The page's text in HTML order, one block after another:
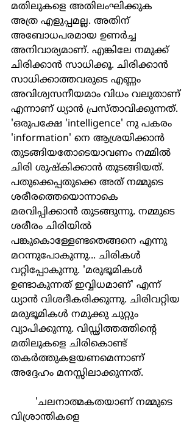
മതിലുകളെ അതിലംഘിക്കുക
അത്ര എളുപ്പമല്ല. അതിന്
അബോധപരമായ ഉണര്‍ച്ച
അനിവാര്യമാണ്. എങ്കിലേ നമുക്ക്
ചിരിക്കാന്‍ സാധിക്കൂ. ചിരിക്കാന്‍
സാധിക്കാത്തവരുടെ എണ്ണം
അവിശ്വസനീയമാം വിധം വലുതാണ്
എന്നാണ് ധ്യാന്‍ പ്രസ്താവിക്കുന്നത്.
'ഒരുപക്ഷേ 'intelligence' നു പകരം
'information' നെ ആശ്രയിക്കാന്‍
തുടങ്ങിയതോടെയാവണം നമ്മില്‍
ചിരി ശുഷ്കിക്കാന്‍ തുടങ്ങിയത്.
പതുക്കെപ്പതുക്കെ അത് നമ്മുടെ
ശരീരത്തെയൊന്നാകെ
മരവിപ്പിക്കാന്‍ തുടങ്ങുന്നു. നമ്മുടെ
ശരീരം ചിരിയില്‍
പങ്കുകൊള്ളേണ്ടതെങ്ങനെ എന്നു
മറന്നുപോകുന്നു... ചിരികള്‍
വറ്റിപ്പോകുന്നു. 'മരുഭൂമികള്‍
ഉണ്ടാകുന്നത് ഇവ്വിധമാണ്' എന്ന്
ധ്യാന്‍ വിശദീകരിക്കുന്നു. ചിരിവറ്റിയ
മരുഭൂമികള്‍ നമുക്കു ചുറ്റും
വ്യാപിക്കുന്നു. വിഡ്ഢിത്തത്തിന്‍റെ
മതിലുകളെ ചിരികൊണ്ട്
തകര്‍ത്തുകളയണമെന്നാണ്
അദ്ദേഹം മനസ്സിലാക്കുന്നത്.
വിശ്രാന്തികളെ